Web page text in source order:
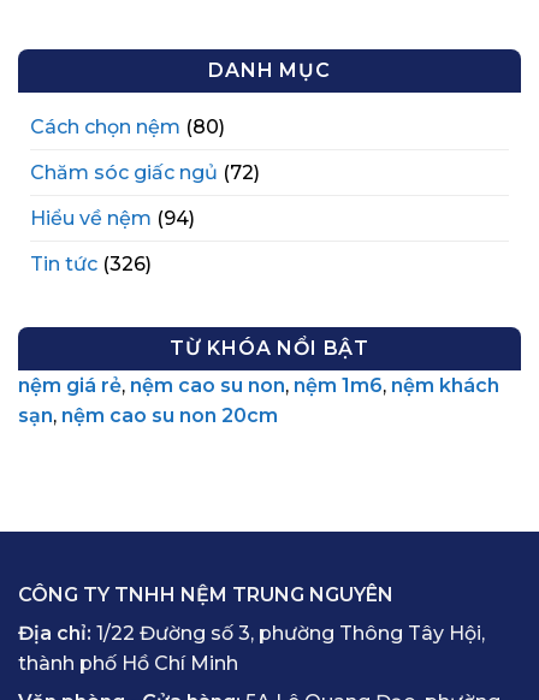
DANH MỤC
Cách chọn nệm (80)
Chăm sóc giấc ngủ (72)
Hiểu về nệm (94)
Tin tức (326)
TỪ KHÓA NỔI BẬT
nệm giá rẻ, nệm cao su non, nệm 1m6, nệm khách
sạn, nệm cao su non 20cm
CÔNG TY TNHH NỆM TRUNG NGUYÊN
Địa chỉ: 1/22 Đường số 3, phường Thông Tây Hội,
thành phố Hồ Chí Minh